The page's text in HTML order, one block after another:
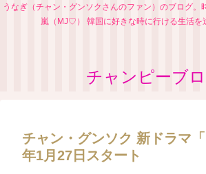
うなぎ（チャン・グンソクさんのファン）のブログ
嵐（MJ♡） 韓国に好きな時に行ける生活を
チャンピーブ
チャン・グンソク 新ドラマ
年1月27日スタート